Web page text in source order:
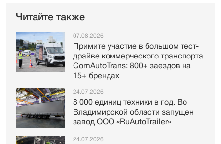
Читайте также
07.08.2026
Примите участие в большом тест-
драйве коммерческого транспорта
ComAutoTrans: 800+ заездов на
15+ брендах
24.07.2026
8 000 единиц техники в год. Во
Владимирской области запущен
завод ООО «RuAutoTrailer»
24.07.2026